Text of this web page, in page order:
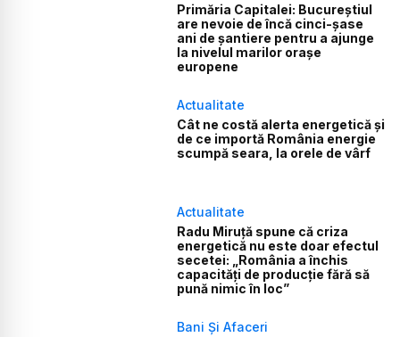
Primăria Capitalei: Bucureștiul
are nevoie de încă cinci-șase
ani de șantiere pentru a ajunge
la nivelul marilor orașe
europene
Actualitate
Cât ne costă alerta energetică și
de ce importă România energie
scumpă seara, la orele de vârf
Actualitate
Radu Miruță spune că criza
energetică nu este doar efectul
secetei: „România a închis
capacități de producție fără să
pună nimic în loc”
Bani Și Afaceri